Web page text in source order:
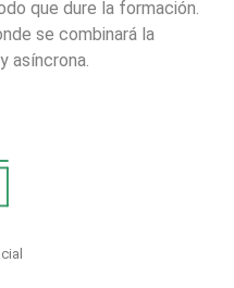
que dure la formación.
se combinará la
asíncrona.